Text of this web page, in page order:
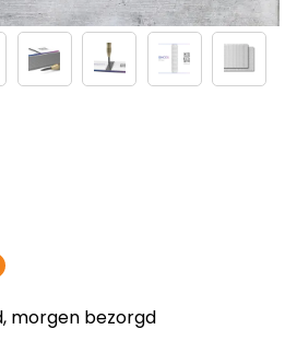
morgen bezorgd